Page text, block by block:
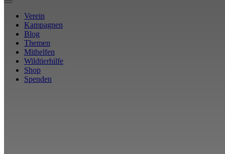
Verein
Kampagnen
Blog
Themen
Mithelfen
Wildtierhilfe
Shop
Spenden